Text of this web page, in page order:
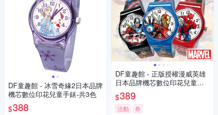
DF童趣館 - 冰雪奇緣2日本品牌
機芯數位印花兒童手錶-共3色
$388
DF童趣館 - 正版授權漫威英雄
日本品牌機芯數位印花兒童手
錶
$389
活動 券